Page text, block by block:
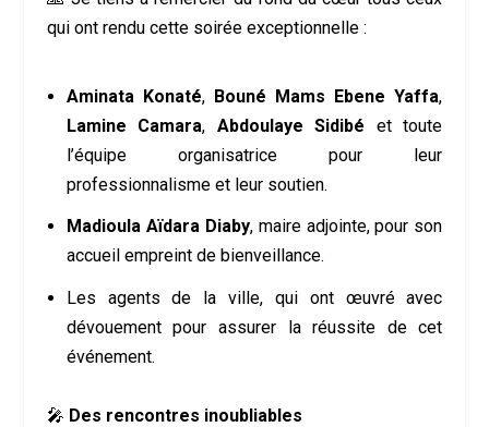
qui ont rendu cette soirée exceptionnelle :
Aminata Konaté, Bouné Mams Ebene Yaffa,
Lamine Camara, Abdoulaye Sidibé et toute
l’équipe organisatrice pour leur
professionnalisme et leur soutien.
Madioula Aïdara Diaby, maire adjointe, pour son
accueil empreint de bienveillance.
Les agents de la ville, qui ont œuvré avec
dévouement pour assurer la réussite de cet
événement.
🎤 Des rencontres inoubliables